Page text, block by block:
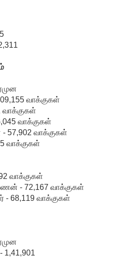
வாக்குகள்
வாக்குகள்
வாக்குகள்
57,902 வாக்குகள்
வாக்குகள்
வாக்குகள்
- 72,167 வாக்குகள்
- 68,119 வாக்குகள்
1,41,901